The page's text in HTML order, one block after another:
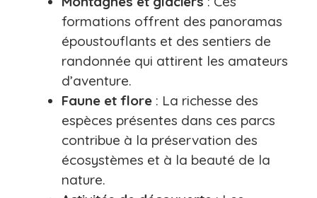
formations offrent des panoramas
époustouflants et des sentiers de
randonnée qui attirent les amateurs
d’aventure.
Faune et flore : La richesse des
espèces présentes dans ces parcs
contribue à la préservation des
écosystèmes et à la beauté de la
nature.